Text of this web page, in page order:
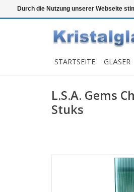
Top klasse Snelle
STARTSEITE GLÄSER
L.S.A. Gems
Stuks
Durch die Nutzung unserer Webseite